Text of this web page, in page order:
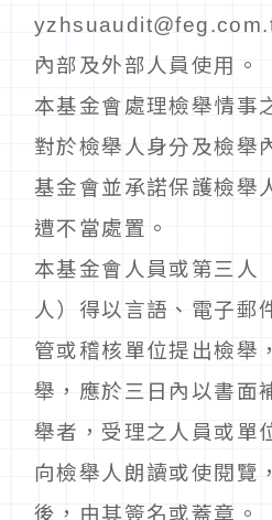
內部及外部人員使用。
本基金會處理檢舉情事
對於檢舉人身分及檢舉
基金會並承諾保護檢舉
遭不當處置。
本基金會人員或第三人
人）得以言語、電子郵
管或稽核單位提出檢舉
舉，應於三日內以書面
舉者，受理之人員或單
向檢舉人朗讀或使閱覽
後，由其簽名或蓋章。